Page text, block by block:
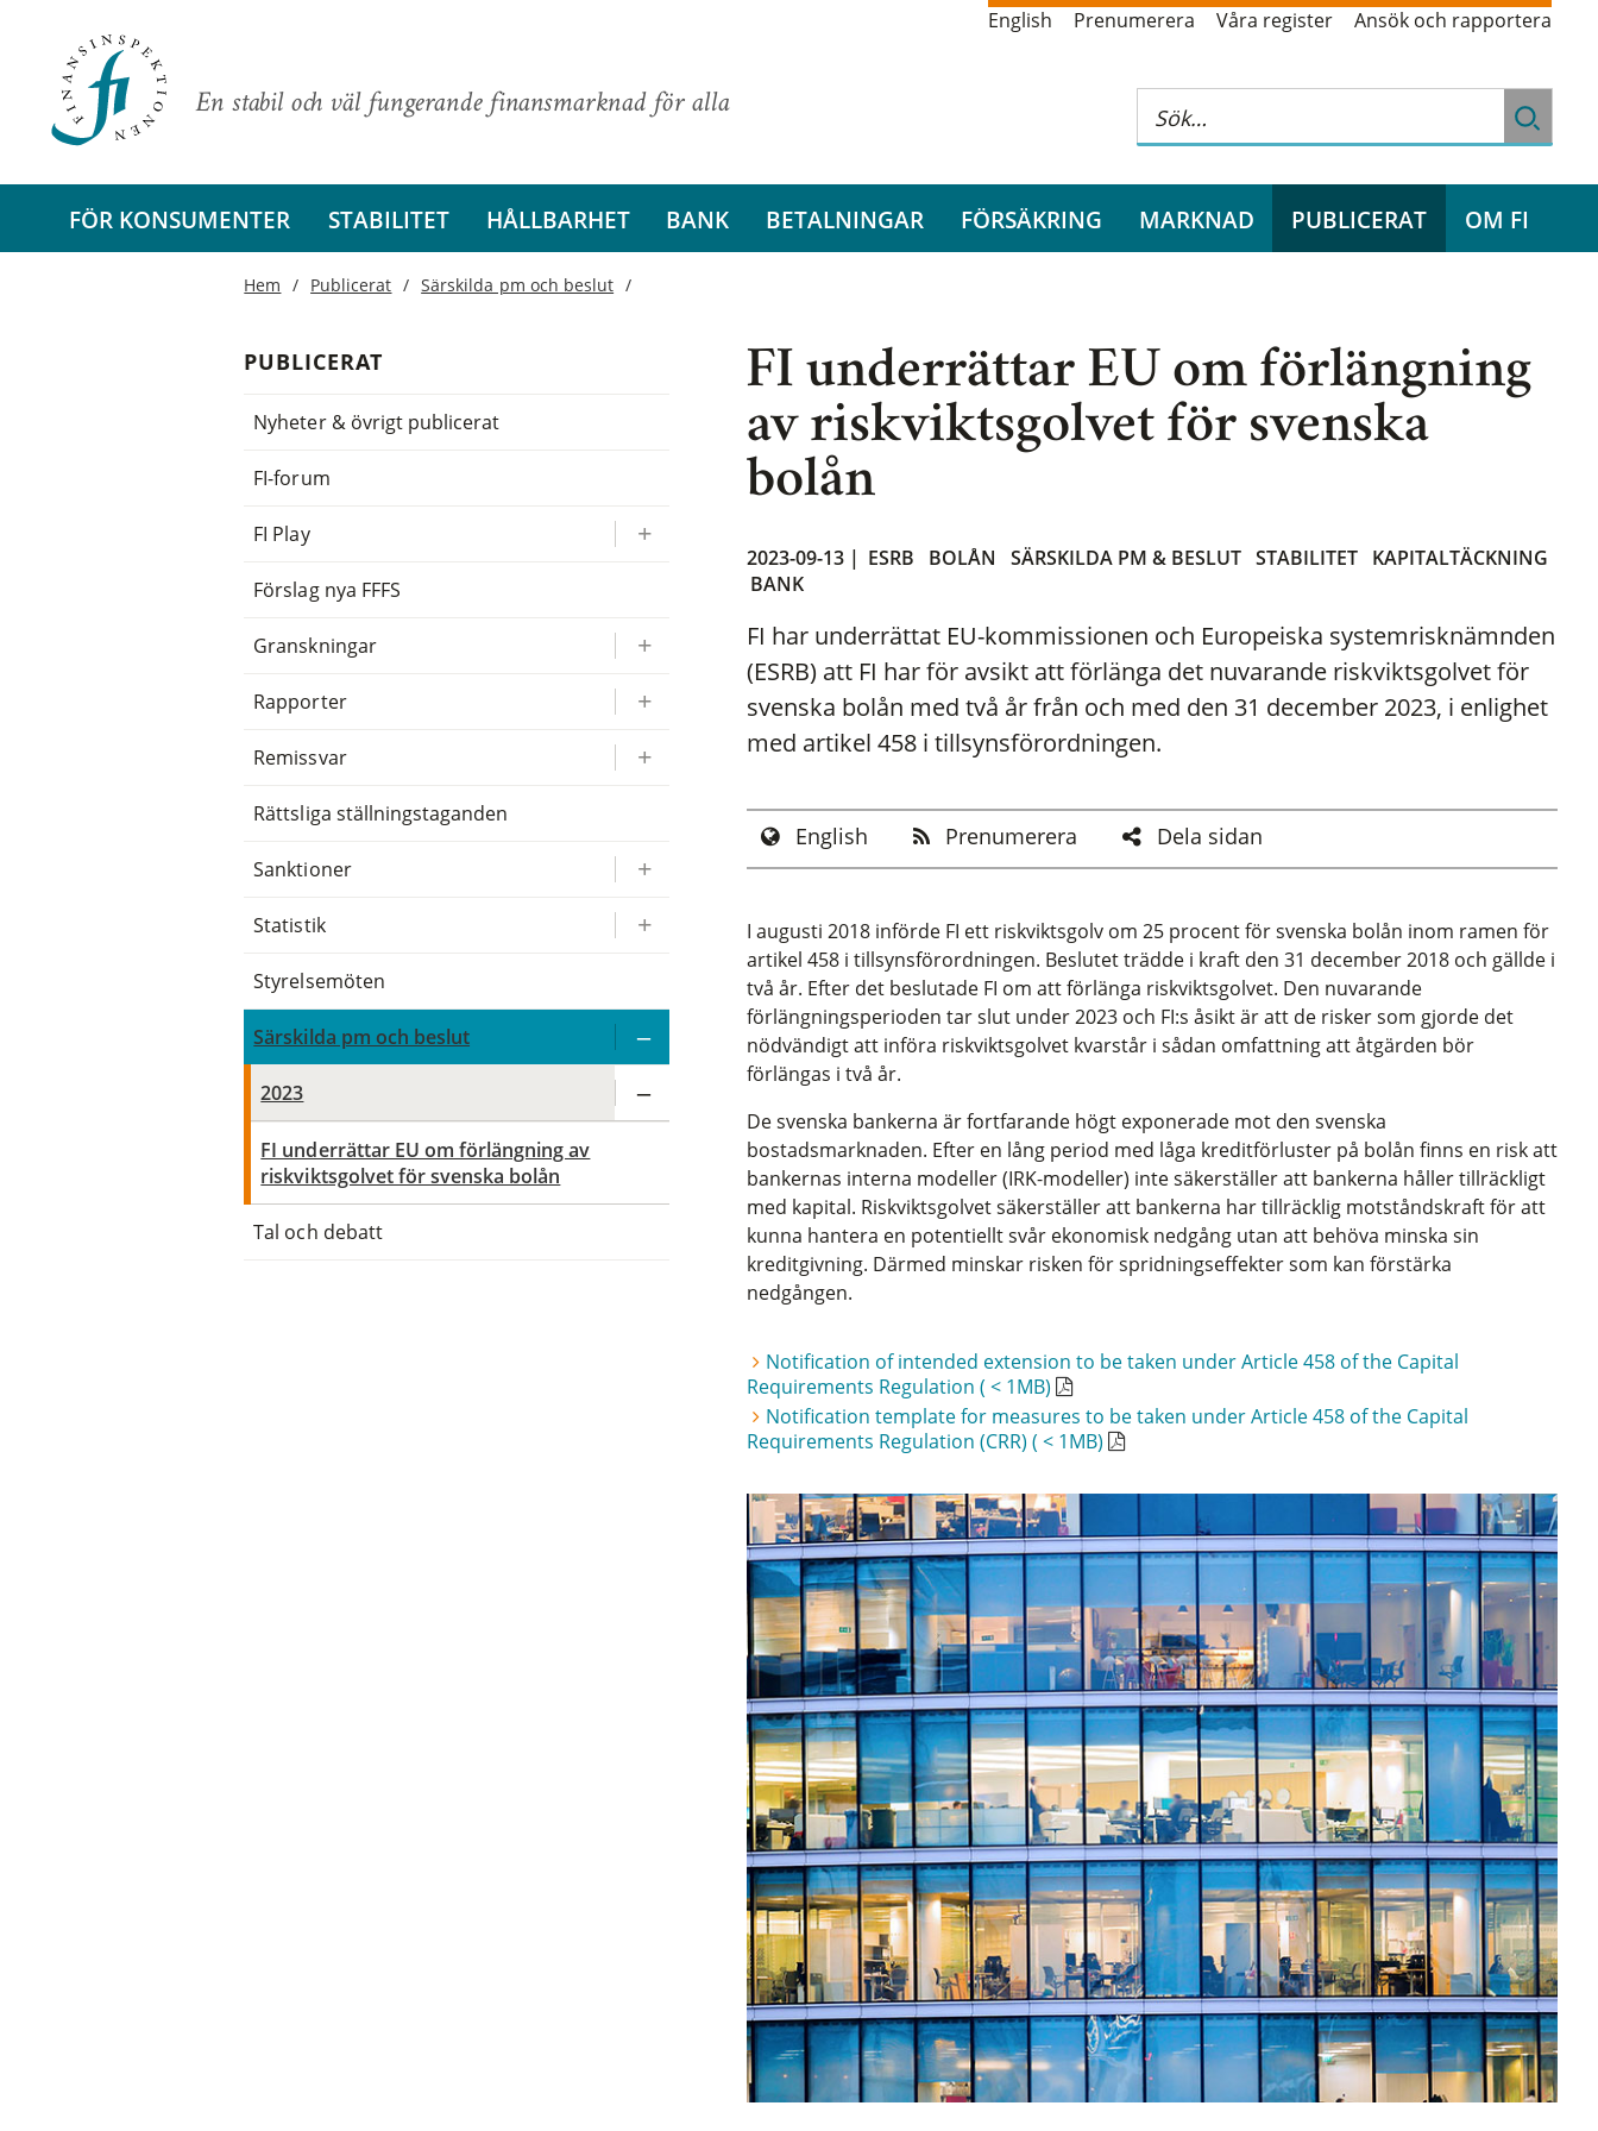
En stabil och väl fungerande finansmarknad för alla
English Prenumerera Våra register Ansök och rapportera
FÖR KONSUMENTER STABILITET HÅLLBARHET BANK BETALNINGAR FÖRSÄKRING MARKNAD PUBLICERAT OM FI
FI underrättar EU om förlängning
av riskviktsgolvet för svenska
bolån
2023-09-13 | ESRB BOLÅN SÄRSKILDA PM & BESLUT STABILITET KAPITALTÄCKNING
BANK
FI har underrättat EU-kommissionen och Europeiska systemrisknämnden
(ESRB) att FI har för avsikt att förlänga det nuvarande riskviktsgolvet för
svenska bolån med två år från och med den 31 december 2023, i enlighet
med artikel 458 i tillsynsförordningen.
English Prenumerera Dela sidan
I augusti 2018 införde FI ett riskviktsgolv om 25 procent för svenska bolån inom ramen för
artikel 458 i tillsynsförordningen. Beslutet trädde i kraft den 31 december 2018 och gällde i
två år. Efter det beslutade FI om att förlänga riskviktsgolvet. Den nuvarande
förlängningsperioden tar slut under 2023 och FI:s åsikt är att de risker som gjorde det
nödvändigt att införa riskviktsgolvet kvarstår i sådan omfattning att åtgärden bör
förlängas i två år.
De svenska bankerna är fortfarande högt exponerade mot den svenska
bostadsmarknaden. Efter en lång period med låga kreditförluster på bolån finns en risk att
bankernas interna modeller (IRK-modeller) inte säkerställer att bankerna håller tillräckligt
med kapital. Riskviktsgolvet säkerställer att bankerna har tillräcklig motståndskraft för att
kunna hantera en potentiellt svår ekonomisk nedgång utan att behöva minska sin
kreditgivning. Därmed minskar risken för spridningseffekter som kan förstärka
nedgången.
Notification of intended extension to be taken under Article 458 of the Capital
Requirements Regulation ( < 1MB)
Notification template for measures to be taken under Article 458 of the Capital
Requirements Regulation (CRR) ( < 1MB)
Hem Publicerat Särskilda pm och beslut
PUBLICERAT
Nyheter & övrigt publicerat
FI-forum
FI Play
Förslag nya FFFS
Granskningar
Rapporter
Remissvar
Rättsliga ställningstaganden
Sanktioner
Statistik
Styrelsemöten
Särskilda pm och beslut
2023
FI underrättar EU om förlängning av
riskviktsgolvet för svenska bolån
Tal och debatt